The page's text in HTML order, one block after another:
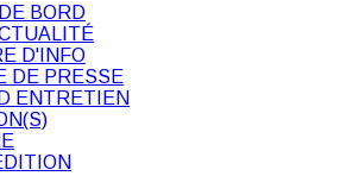
BORD
D'INFO
DE PRESSE
ENTRETIEN